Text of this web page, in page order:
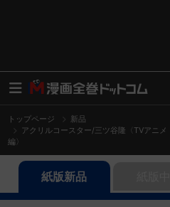
トップページ
新品
アクリルコースター/三ツ谷隆〈TVアニ
編〉
紙版新品